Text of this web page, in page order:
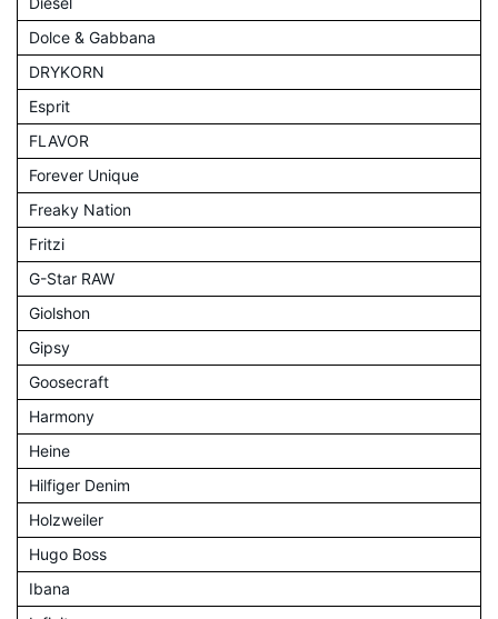
Dolce & Gabbana
DRYKORN
Esprit
FLAVOR
Forever Unique
Freaky Nation
Fritzi
G-Star RAW
Giolshon
Gipsy
Goosecraft
Harmony
Heine
Hilfiger Denim
Holzweiler
Hugo Boss
Ibana